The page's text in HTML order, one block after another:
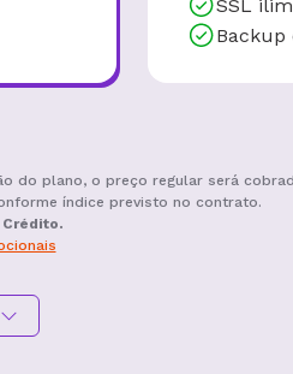
SSL
Backup
do plano, o preço regular será
índice previsto no contrato.
Crédito.